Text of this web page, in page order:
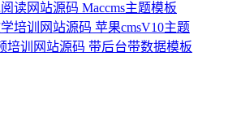
读网站源码 Maccms主题模板
培训网站源码 苹果cmsV10主题
培训网站源码 带后台带数据模板